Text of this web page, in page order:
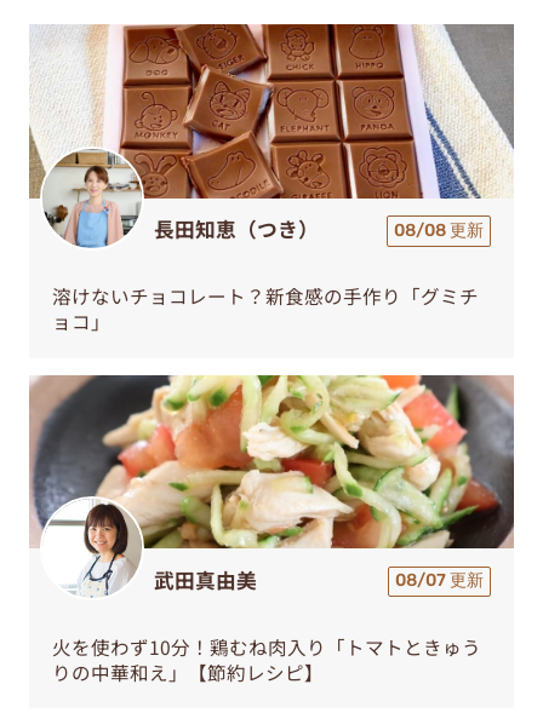
長田知恵（つき） 08/08 更新
溶けないチョコレート？新食感の手作り「グミチ
ョコ」
武田真由美 08/07 更新
火を使わず10分！鶏むね肉入り「トマトときゅう
りの中華和え」【節約レシピ】